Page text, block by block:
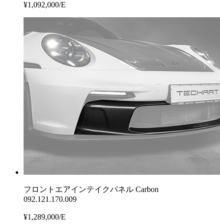
¥1,092,000/E
フロントエアインテイクパネル Carbon
092.121.170.009
¥1,289,000/E